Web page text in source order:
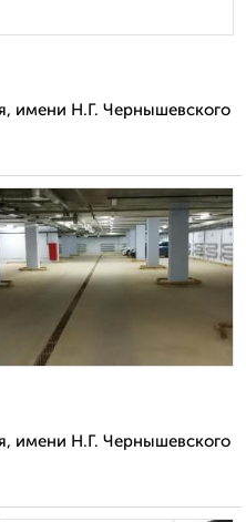
имени Н.Г. Чернышевского
имени Н.Г. Чернышевского